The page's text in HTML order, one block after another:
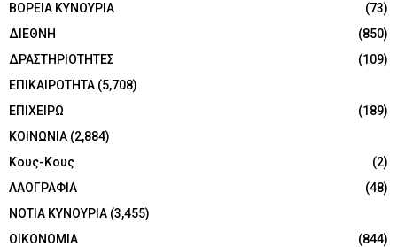
ΒΟΡΕΙΑ ΚΥΝΟΥΡΙΑ
(73)
ΔΙΕΘΝΗ
(850)
ΔΡΑΣΤΗΡΙΟΤΗΤΕΣ
(109)
ΕΠΙΚΑΙΡΟΤΗΤΑ (5,708)
ΕΠΙΧΕΙΡΩ
(189)
ΚΟΙΝΩΝΙΑ (2,884)
Κους-Κους
(2)
ΛΑΟΓΡΑΦΙΑ
(48)
ΝΟΤΙΑ ΚΥΝΟΥΡΙΑ (3,455)
ΟΙΚΟΝΟΜΙΑ
(844)